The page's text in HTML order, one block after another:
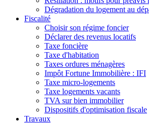
Dégradation du logement au
Fiscalité
Choisir son régime foncier
Déclarer des revenus locatifs
Taxe foncière
Taxe d'habitation
Taxes ordures ménagères
Impôt Fortune Immobilière : IFI
Taxe micro-logements
Taxe logements vacants
TVA sur bien immobilier
Dispositifs d'optimisation fiscale
Travaux